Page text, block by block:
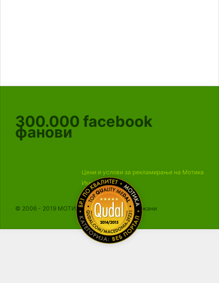
300.000 facebook
фанови
Цени и услови за рекламирање на Мотика
Импресум
© 2006 - 2019 МОТИКА, Сите права се задржани